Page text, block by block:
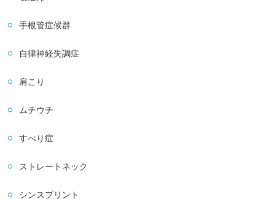
手根管症候群
自律神経失調症
肩こり
ムチウチ
すべり症
ストレートネック
シンスプリント